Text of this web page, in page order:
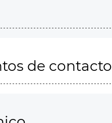
de contacto